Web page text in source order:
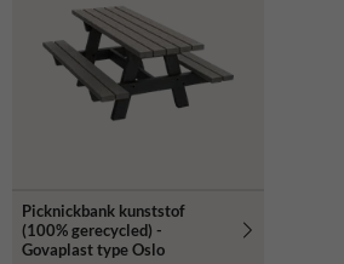
Picknickbank kunststof
(100% gerecycled) -
Govaplast type Oslo